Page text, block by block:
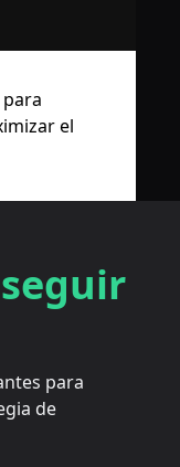
el
seguir
para
de